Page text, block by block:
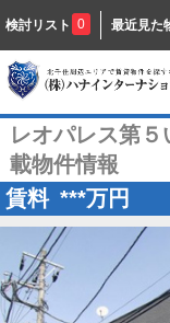
検討リスト 0 最近見た
レオパレス第
載物件情報
賃料 ***万円